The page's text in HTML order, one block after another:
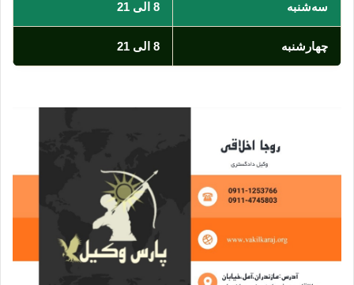
سه‌شنبه 8 الی 21
چهارشنبه 8 الی 21